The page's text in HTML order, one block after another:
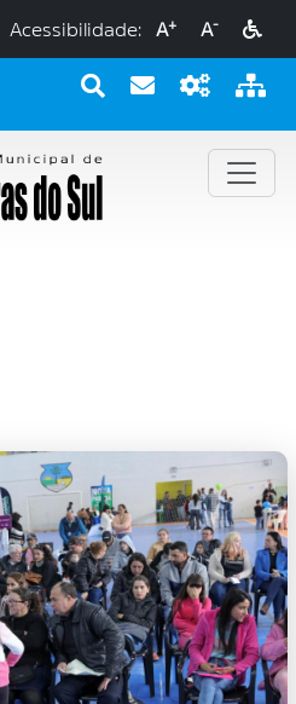
Acessibilidade: A+ A-